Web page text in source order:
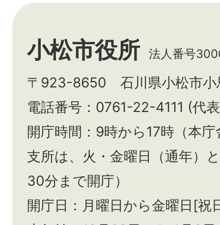
小松市役所 法人番号
〒923-8650 石川県小松市小
電話番号：0761-22-4111 (代
開庁時間：9時から17時（本
支所は、火・金曜日（通年）と
30分まで開庁）
開庁日：月曜日から金曜日[祝